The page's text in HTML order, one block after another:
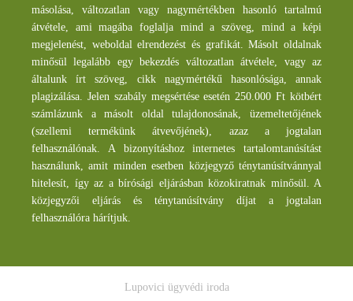
másolása, változatlan vagy nagymértékben hasonló tartalmú
átvétele, ami magába foglalja mind a szöveg, mind a képi
megjelenést, weboldal elrendezést és grafikát. Másolt oldalnak
minősül legalább egy bekezdés változatlan átvétele, vagy az
általunk írt szöveg, cikk nagymértékű hasonlósága, annak
plagizálása. Jelen szabály megsértése esetén 250.000 Ft kötbért
számlázunk a másolt oldal tulajdonosának, üzemeltetőjének
(szellemi termékünk átvevőjének), azaz a jogtalan
felhasználónak. A bizonyításhoz internetes tartalomtanúsítást
használunk, amit minden esetben közjegyző ténytanúsítvánnyal
hitelesít, így az a bírósági eljárásban közokiratnak minősül. A
közjegyzői eljárás és ténytanúsítvány díjat a jogtalan
felhasználóra hárítjuk.
Lupovici ügyvédi iroda